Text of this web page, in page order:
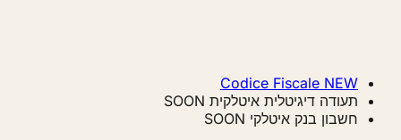
Codice Fiscale NEW
תעודה דיגיטלית איטלקית SOON
חשבון בנק איטלקי SOON